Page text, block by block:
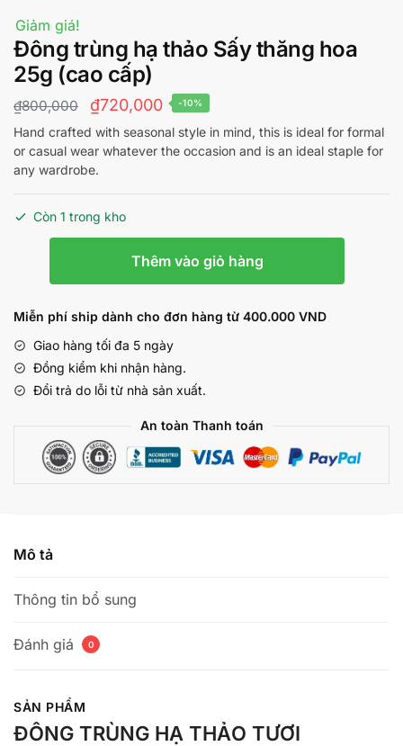
Giảm giá!
Đông trùng hạ thảo Sấy thăng hoa
25g (cao cấp)
₫800,000
Giá
gốc
là:
₫720,000Giá
hiện
tại
-10%
Hand crafted with seasonal style in mind, this is ideal for formal
or casual wear whatever the occasion and is an ideal staple for
any wardrobe.
Còn 1 trong kho
thảo
thăng
hoa
25g
Thêm vào giỏ hàng
Miễn phí ship dành cho đơn hàng từ 400.000 VND
Giao hàng tối đa 5 ngày
Đồng kiểm khi nhận hàng.
Đổi trả do lỗi từ nhà sản xuất.
An toàn Thanh toán
Mô tả
Thông tin bổ sung
Đánh giá 0
SẢN PHẨM
ĐÔNG TRÙNG HẠ THẢO TƯƠI